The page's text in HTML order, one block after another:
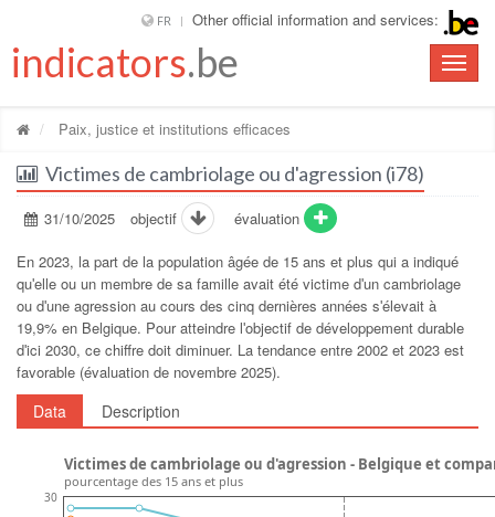
FR Other official information and services:
Toggle
indicators.be
Paix, justice et institutions efficaces
Victimes de cambriolage ou d'agression (i78)
31/10/2025 objectif évaluation
En 2023, la part de la population âgée de 15 ans et plus qui a indiqué
quʹelle ou un membre de sa famille avait été victime dʹun cambriolage
ou dʹune agression au cours des cinq dernières années sʹélevait à
19,9% en Belgique. Pour atteindre lʹobjectif de développement durable
dʹici 2030, ce chiffre doit diminuer. La tendance entre 2002 et 2023 est
favorable (évaluation de novembre 2025).
Data Description
30
Victimes de cambriolage ou d'agression - Belgique et
pourcentage des 15 ans et plus